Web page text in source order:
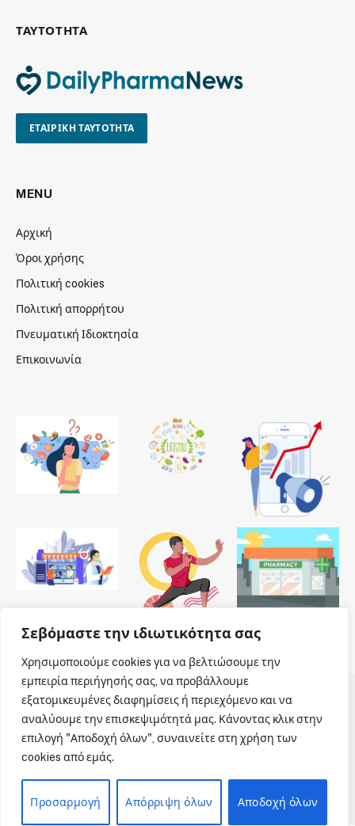
Σεβόμαστε την ιδιωτικότητα σας
Χρησιμοποιούμε cookies για να βελτιώσουμε την
εμπειρία περιήγησής σας, να προβάλλουμε
εξατομικευμένες διαφημίσεις ή περιεχόμενο και να
αναλύουμε την επισκεψιμότητά μας. Κάνοντας κλικ στην
επιλογή "Αποδοχή όλων", συναινείτε στη χρήση των
cookies από εμάς.
Προσαρμογή Απόρριψη όλων Αποδοχή όλων
ΤΑΥΤΟΤΗΤΑ
ΕΤΑΙΡΙΚΗ ΤΑΥΤΟΤΗΤΑ
MENU
Αρχική
Όροι χρήσης
Πολιτική cookies
Πολιτική απορρήτου
Πνευματική Ιδιοκτησία
Επικοινωνία
© 2026 Dailypharmanews. Designed byDailypharmanews
Αρχική Όροι χρήσης
Πολιτική cookies
Πολιτική απορρήτου